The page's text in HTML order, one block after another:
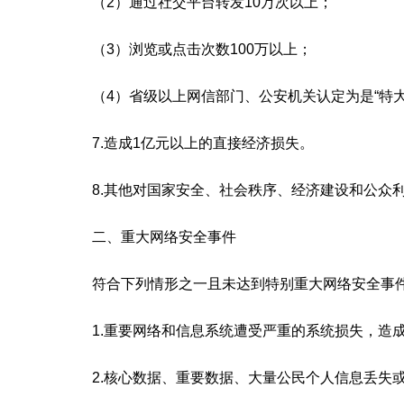
（3）浏览或点击次数100万以上；
（4）省级以上网信部门、公安机关认定为是“特
7.造成1亿元以上的直接经济损失。
8.其他对国家安全、社会秩序、经济建设和公众
二、重大网络安全事件
符合下列情形之一且未达到特别重大网络安全事
1.重要网络和信息系统遭受严重的系统损失，造
2.核心数据、重要数据、大量公民个人信息丢失